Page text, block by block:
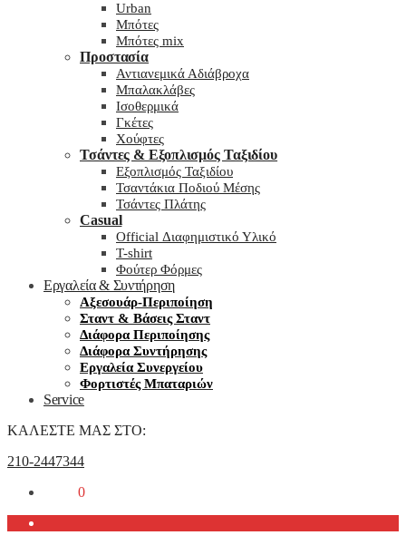
Urban
Μπότες
Μπότες mix
Προστασία
Αντιανεμικά Αδιάβροχα
Μπαλακλάβες
Ισοθερμικά
Γκέτες
Χούφτες
Τσάντες & Εξοπλισμός Ταξιδίου
Εξοπλισμός Ταξιδίου
Τσαντάκια Ποδιού Μέσης
Τσάντες Πλάτης
Casual
Official Διαφημιστικό Υλικό
T-shirt
Φούτερ Φόρμες
Εργαλεία & Συντήρηση
Αξεσουάρ-Περιποίηση
Σταντ & Βάσεις Σταντ
Διάφορα Περιποίησης
Διάφορα Συντήρησης
Εργαλεία Συνεργείου
Φορτιστές Μπαταριών
Service
ΚΑΛΕΣΤΕ ΜΑΣ ΣΤΟ:
210-2447344
0